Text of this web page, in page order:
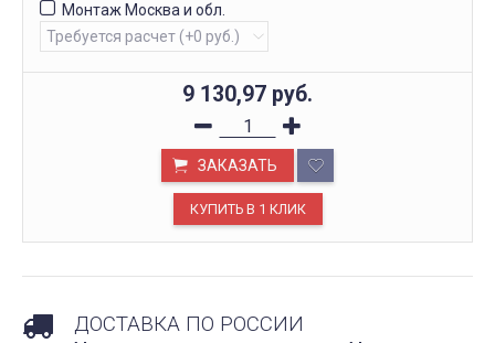
Монтаж Москва и обл.
9 130,97 руб.
ЗАКАЗАТЬ
ДОСТАВКА ПО РОССИИ